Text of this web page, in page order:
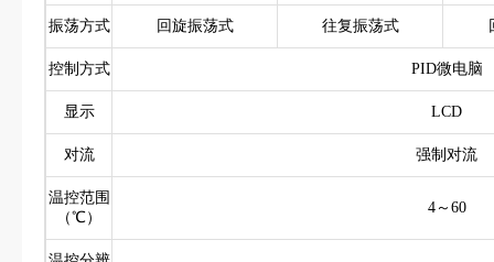
振荡方式 回旋振荡式 往复振荡式
控制方式 PID微电脑
显示 LCD
对流 强制对流
温控范围
（℃）
4～60